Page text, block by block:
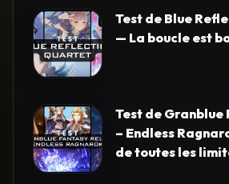
Test de Blue
— La boucle est
Test de Granblue
– Endless
de toutes les